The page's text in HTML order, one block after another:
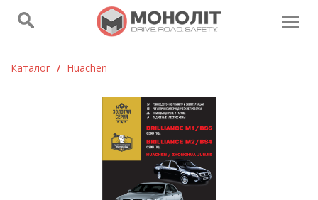
Каталог / Huachen